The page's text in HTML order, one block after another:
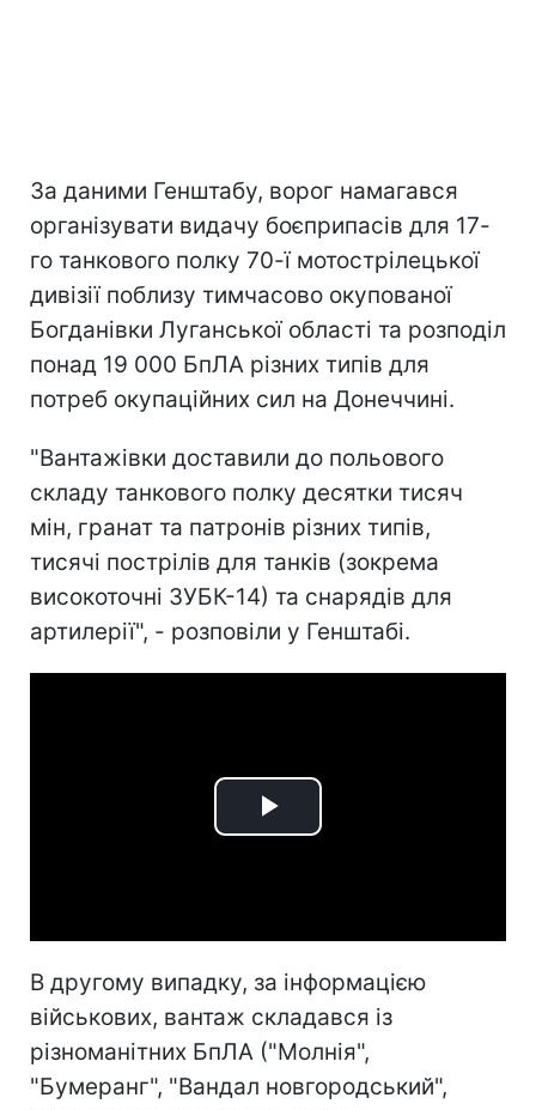
За даними Генштабу, ворог намагався
організувати видачу боєприпасів для 17-
го танкового полку 70-ї мотострілецької
дивізії поблизу тимчасово окупованої
Богданівки Луганської області та розподіл
понад 19 000 БпЛА різних типів для
потреб окупаційних сил на Донеччині.
"Вантажівки доставили до польового
складу танкового полку десятки тисяч
мін, гранат та патронів різних типів,
тисячі пострілів для танків (зокрема
високоточні ЗУБК-14) та снарядів для
артилерії", - розповіли у Генштабі.
Play
В другому випадку, за інформацією
військових, вантаж складався із
різноманітних БпЛА ("Молнія",
"Бумеранг", "Вандал новгородський",